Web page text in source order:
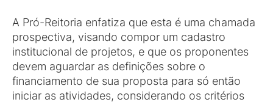
A Pró-Reitoria enfatiza que esta é uma chamada
prospectiva, visando compor um cadastro
institucional de projetos, e que os proponentes
devem aguardar as definições sobre o
financiamento de sua proposta para só então
iniciar as atividades, considerando os critérios